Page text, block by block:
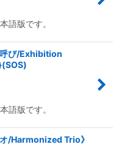
語版です。
び/Exhibition
語版です。
/Harmonized Trio》